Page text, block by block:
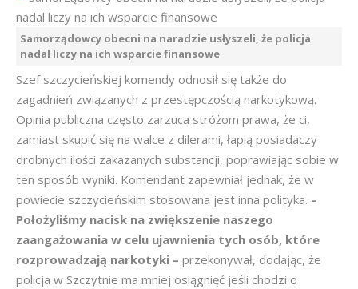
Samorządowcy obecni na naradzie usłyszeli, że policja
nadal liczy na ich wsparcie finansowe
Szef szczycieńskiej komendy odnosił się także do
zagadnień związanych z przestępczością narkotykową.
Opinia publiczna często zarzuca stróżom prawa, że ci,
zamiast skupić się na walce z dilerami, łapią posiadaczy
drobnych ilości zakazanych substancji, poprawiając sobie w
ten sposób wyniki. Komendant zapewniał jednak, że w
powiecie szczycieńskim stosowana jest inna polityka. –
Położyliśmy nacisk na zwiększenie naszego
zaangażowania w celu ujawnienia tych osób, które
rozprowadzają narkotyki – przekonywał, dodając, że
policja w Szczytnie ma mniej osiągnięć jeśli chodzi o